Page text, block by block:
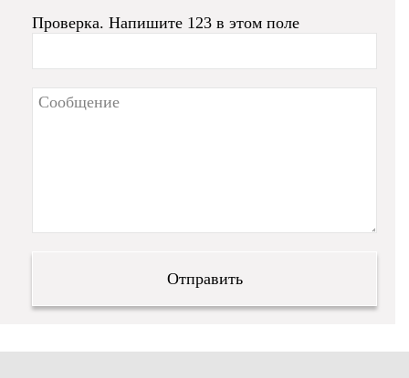
Проверка. Напишите 123 в этом поле